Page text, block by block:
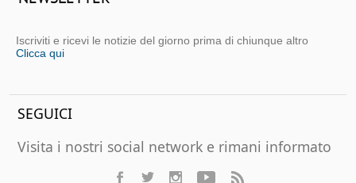
Iscriviti e ricevi le notizie del giorno prima di chiunque altro
Clicca qui
SEGUICI
Visita i nostri social network e rimani informato